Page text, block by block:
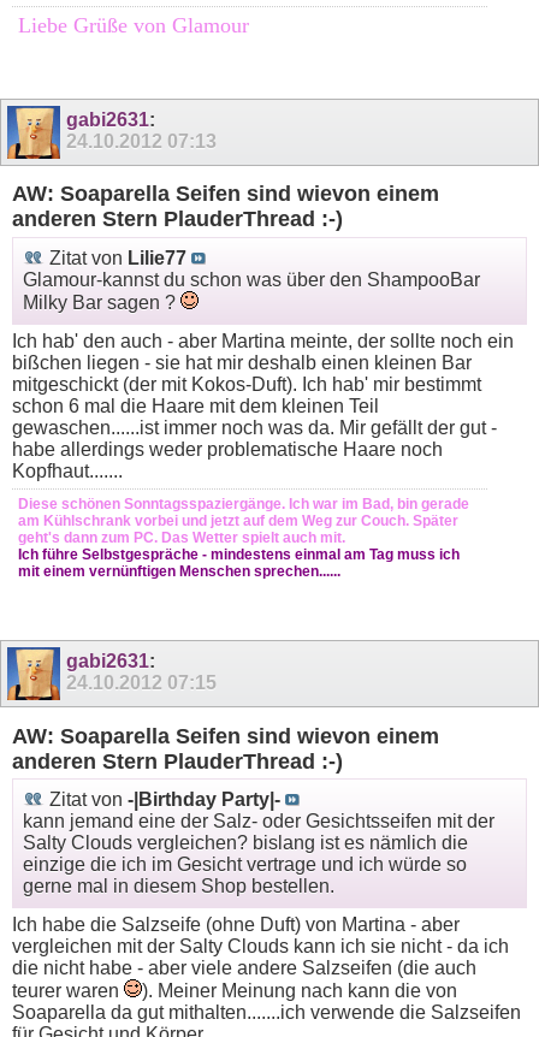
Liebe Grüße von Glamour
gabi2631:
24.10.2012 07:13
AW: Soaparella Seifen sind wievon einem
anderen Stern PlauderThread :-)
Zitat von Lilie77
Glamour-kannst du schon was über den ShampooBar
Milky Bar sagen ?
Ich hab' den auch - aber Martina meinte, der sollte noch ein
bißchen liegen - sie hat mir deshalb einen kleinen Bar
mitgeschickt (der mit Kokos-Duft). Ich hab' mir bestimmt
schon 6 mal die Haare mit dem kleinen Teil
gewaschen......ist immer noch was da. Mir gefällt der gut -
habe allerdings weder problematische Haare noch
Kopfhaut.......
Diese schönen Sonntagsspaziergänge. Ich war im Bad, bin gerade
am Kühlschrank vorbei und jetzt auf dem Weg zur Couch. Später
geht's dann zum PC. Das Wetter spielt auch mit.
Ich führe Selbstgespräche - mindestens einmal am Tag muss ich
mit einem vernünftigen Menschen sprechen......
gabi2631:
24.10.2012 07:15
AW: Soaparella Seifen sind wievon einem
anderen Stern PlauderThread :-)
Zitat von -|Birthday Party|-
kann jemand eine der Salz- oder Gesichtsseifen mit der
Salty Clouds vergleichen? bislang ist es nämlich die
einzige die ich im Gesicht vertrage und ich würde so
gerne mal in diesem Shop bestellen.
Ich habe die Salzseife (ohne Duft) von Martina - aber
vergleichen mit der Salty Clouds kann ich sie nicht - da ich
die nicht habe - aber viele andere Salzseifen (die auch
teurer waren
). Meiner Meinung nach kann die von
Soaparella da gut mithalten.......ich verwende die Salzseifen